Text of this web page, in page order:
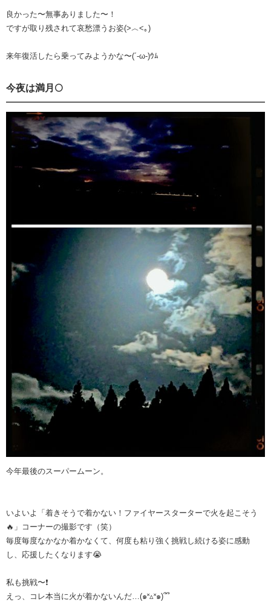
良かった〜無事ありました〜！
ですが取り残されて哀愁漂うお姿(>︿<｡)
来年復活したら乗ってみようかな〜(´-ω-)ｳﾑ
今夜は満月🌕
今年最後のスーパームーン。
いよいよ「着きそうで着かない！ファイヤースターターで火を起こそう
🔥」コーナーの撮影です（笑）
毎度毎度なかなか着かなくて、何度も粘り強く挑戦し続ける姿に感動
し、応援したくなります😭
私も挑戦〜❗️
えっ、コレ本当に火が着かないんだ…(๑˟▵˟๑)՞՞